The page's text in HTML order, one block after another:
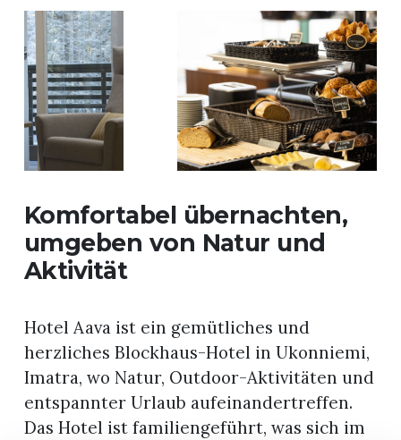
Komfortabel übernachten,
umgeben von Natur und
Aktivität
Hotel Aava ist ein gemütliches und
herzliches Blockhaus-Hotel in Ukonniemi,
Imatra, wo Natur, Outdoor-Aktivitäten und
entspannter Urlaub aufeinandertreffen.
Das Hotel ist familiengeführt, was sich im